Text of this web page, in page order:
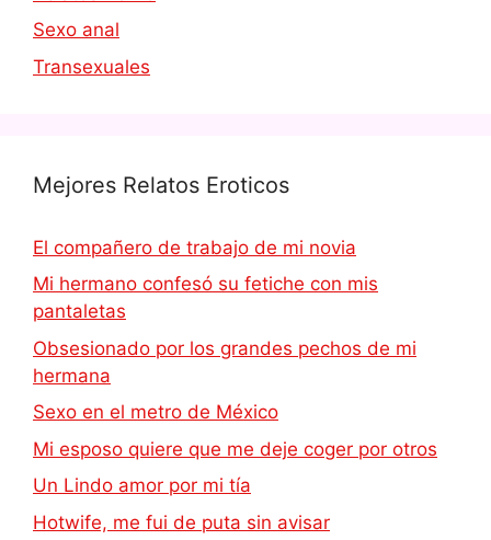
Sexo anal
Transexuales
Mejores Relatos Eroticos
El compañero de trabajo de mi novia
Mi hermano confesó su fetiche con mis
pantaletas
Obsesionado por los grandes pechos de mi
hermana
Sexo en el metro de México
Mi esposo quiere que me deje coger por otros
Un Lindo amor por mi tía
Hotwife, me fui de puta sin avisar